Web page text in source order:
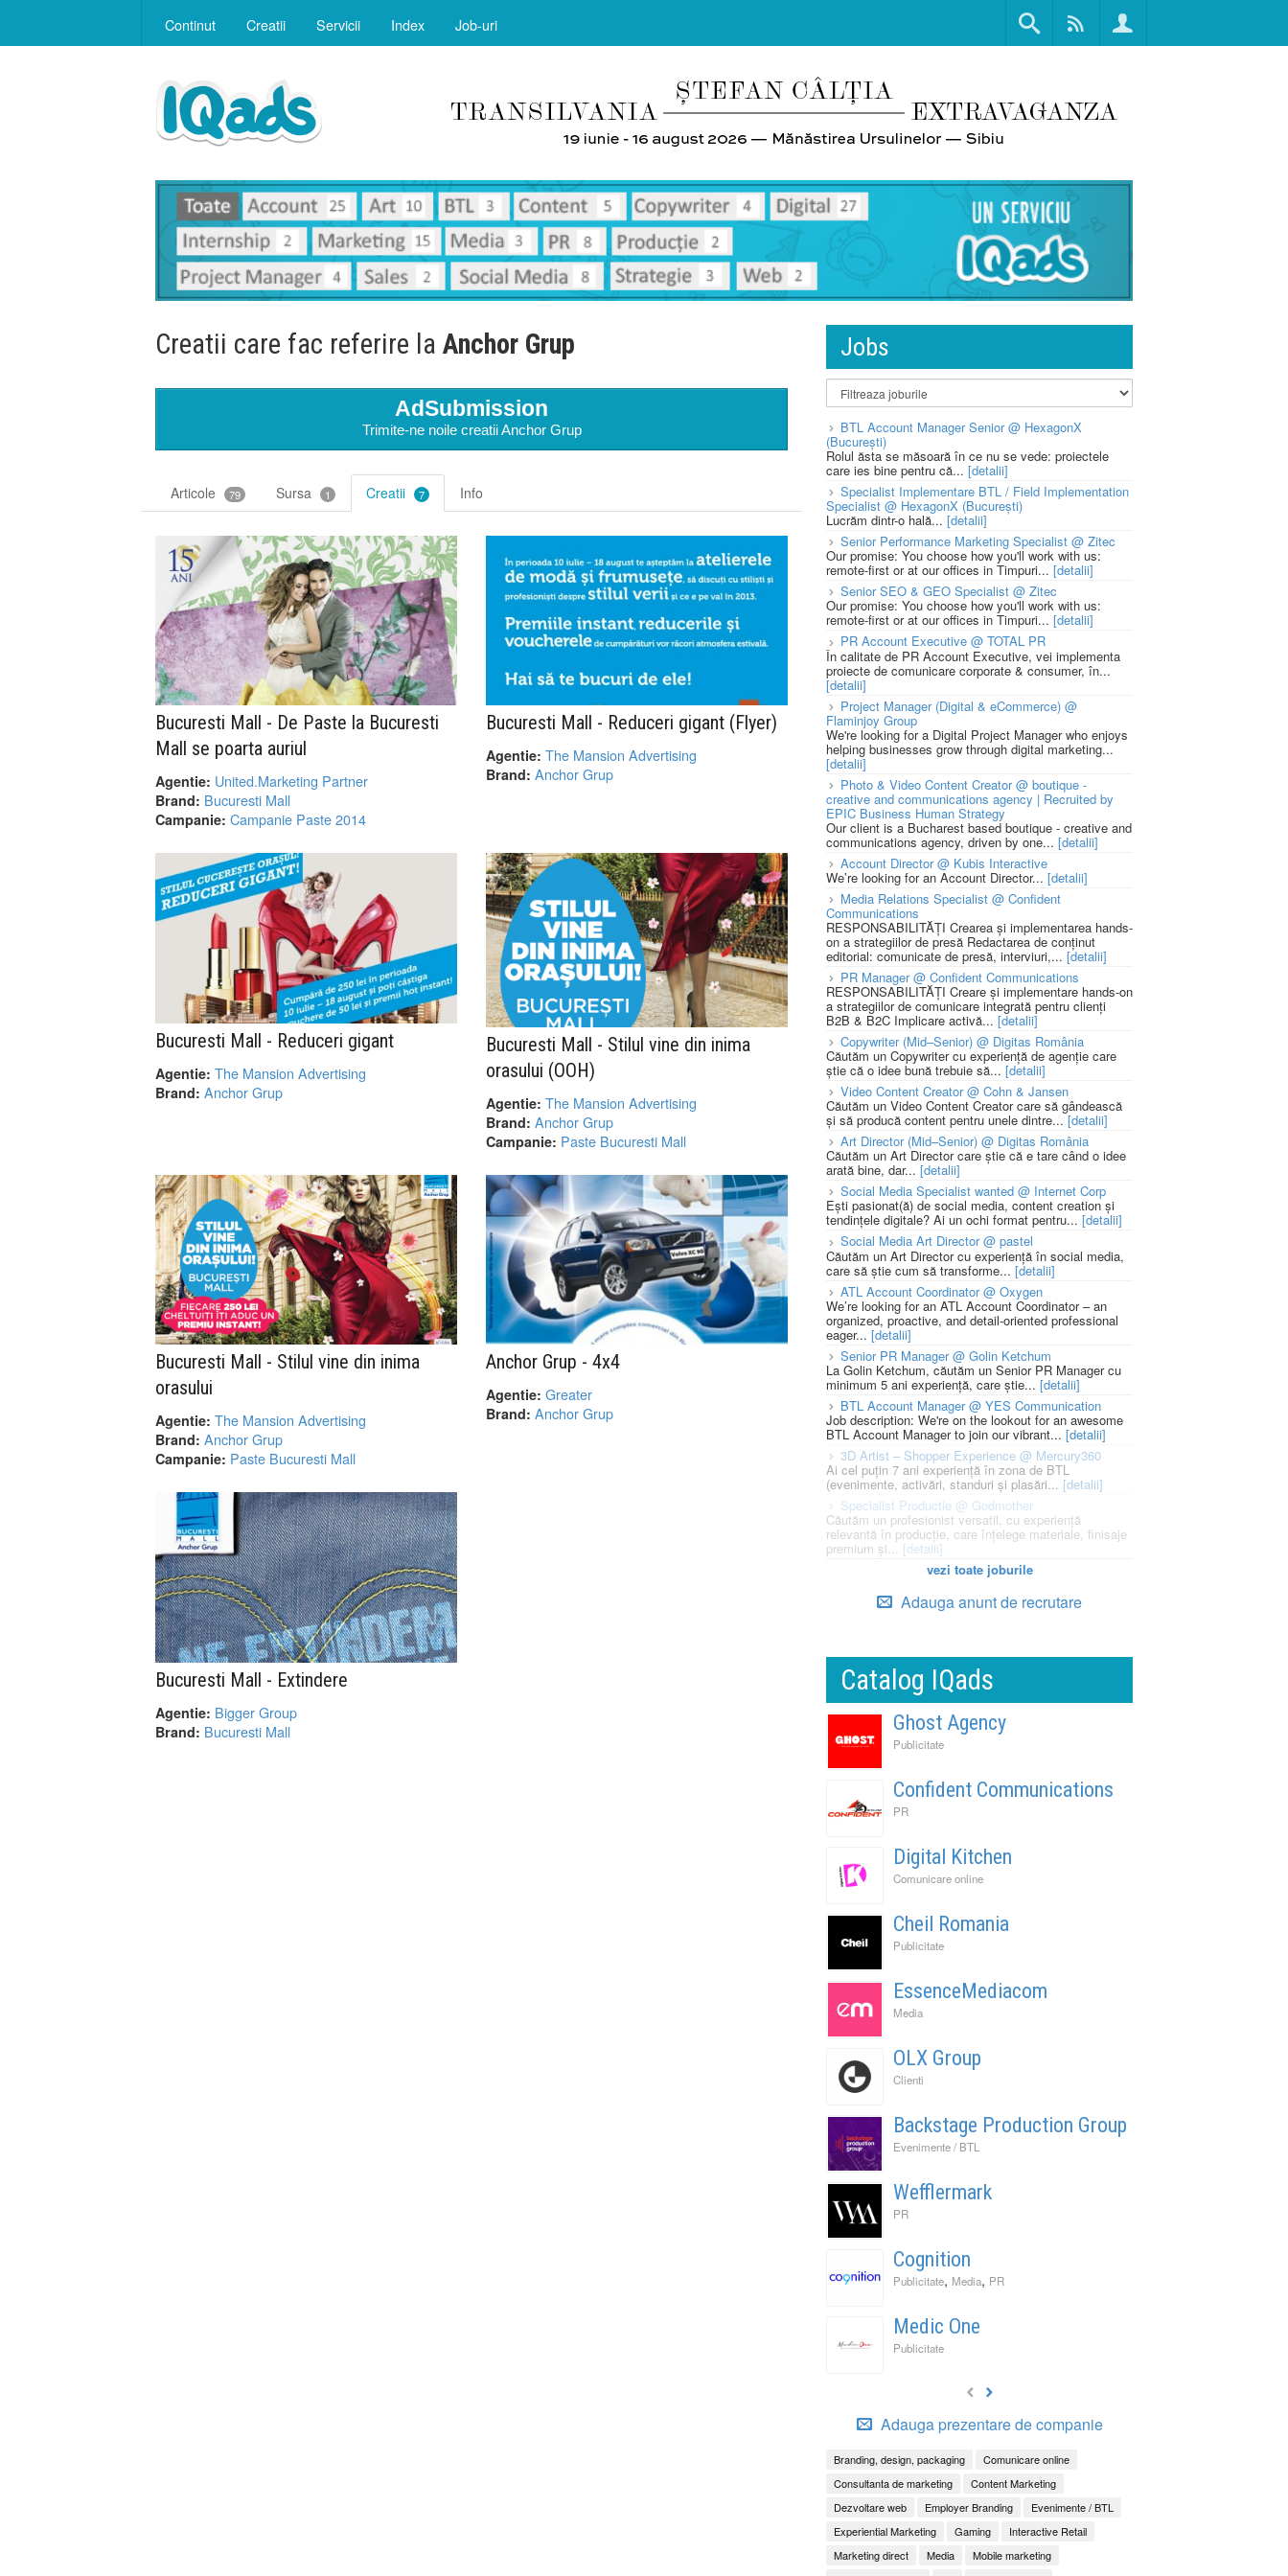
Continut Creatii Servicii Index Job-uri
Creatii care fac referire la Anchor Grup
AdSubmission
Trimite-ne noile creatii Anchor Grup
Articole 79 Sursa 1 Creatii 7 Info
Bucuresti Mall - De Paste la Bucuresti
Mall se poarta auriul
Agentie: United.Marketing Partner
Brand: Bucuresti Mall
Campanie: Campanie Paste 2014
Bucuresti Mall - Reduceri gigant (Flyer)
Agentie: The Mansion Advertising
Brand: Anchor Grup
Bucuresti Mall - Reduceri gigant
Agentie: The Mansion Advertising
Brand: Anchor Grup
Bucuresti Mall - Stilul vine din inima
orasului (OOH)
Agentie: The Mansion Advertising
Brand: Anchor Grup
Campanie: Paste Bucuresti Mall
Bucuresti Mall - Stilul vine din inima
orasului
Agentie: The Mansion Advertising
Brand: Anchor Grup
Campanie: Paste Bucuresti Mall
Anchor Grup - 4x4
Agentie: Greater
Brand: Anchor Grup
Bucuresti Mall - Extindere
Agentie: Bigger Group
Brand: Bucuresti Mall
Jobs
BTL Account Manager Senior @ HexagonX
(București)
Rolul ăsta se măsoară în ce nu se vede: proiectele
care ies bine pentru că... [detalii]
Specialist Implementare BTL / Field Implementation
Specialist @ HexagonX (București)
Lucrăm dintr-o hală... [detalii]
Senior Performance Marketing Specialist @ Zitec
Our promise: You choose how you'll work with us:
remote-first or at our offices in Timpuri... [detalii]
Senior SEO & GEO Specialist @ Zitec
Our promise: You choose how you'll work with us:
remote-first or at our offices in Timpuri... [detalii]
PR Account Executive @ TOTAL PR
În calitate de PR Account Executive, vei implementa
proiecte de comunicare corporate & consumer, în...
[detalii]
Project Manager (Digital & eCommerce) @
Flaminjoy Group
We're looking for a Digital Project Manager who enjoys
helping businesses grow through digital marketing...
[detalii]
Photo & Video Content Creator @ boutique -
creative and communications agency | Recruited by
EPIC Business Human Strategy
Our client is a Bucharest based boutique - creative and
communications agency, driven by one... [detalii]
Account Director @ Kubis Interactive
We’re looking for an Account Director... [detalii]
Media Relations Specialist @ Confident
Communications
RESPONSABILITĂȚI Crearea și implementarea hands-
on a strategiilor de presă Redactarea de conținut
editorial: comunicate de presă, interviuri,... [detalii]
PR Manager @ Confident Communications
RESPONSABILITĂȚI Creare și implementare hands-on
a strategiilor de comunicare integrată pentru clienți
B2B & B2C Implicare activă... [detalii]
Copywriter (Mid–Senior) @ Digitas România
Căutăm un Copywriter cu experiență de agenție care
știe că o idee bună trebuie să... [detalii]
Video Content Creator @ Cohn & Jansen
Căutăm un Video Content Creator care să gândească
și să producă content pentru unele dintre... [detalii]
Art Director (Mid–Senior) @ Digitas România
Căutăm un Art Director care știe că e tare când o idee
arată bine, dar... [detalii]
Social Media Specialist wanted @ Internet Corp
Ești pasionat(ă) de social media, content creation și
tendințele digitale? Ai un ochi format pentru... [detalii]
Social Media Art Director @ pastel
Căutăm un Art Director cu experiență în social media,
care să știe cum să transforme... [detalii]
ATL Account Coordinator @ Oxygen
We’re looking for an ATL Account Coordinator – an
organized, proactive, and detail-oriented professional
eager... [detalii]
Senior PR Manager @ Golin Ketchum
La Golin Ketchum, căutăm un Senior PR Manager cu
minimum 5 ani experiență, care știe... [detalii]
BTL Account Manager @ YES Communication
Job description: We're on the lookout for an awesome
BTL Account Manager to join our vibrant... [detalii]
3D Artist – Shopper Experience @ Mercury360
Ai cel puțin 7 ani experiență în zona de BTL
(evenimente, activări, standuri și plasări... [detalii]
Specialist Productie @ Godmother
Căutăm un profesionist versatil, cu experiență
relevantă în producție, care înțelege materiale, finisaje
premium și... [detalii]
vezi toate joburile
Adauga anunt de recrutare
Catalog IQads
Ghost Agency
Publicitate
Confident Communications
PR
Digital Kitchen
Comunicare online
Cheil Romania
Publicitate
EssenceMediacom
Media
OLX Group
Clienti
Backstage Production Group
Evenimente / BTL
Wefflermark
PR
Cognition
Publicitate, Media, PR
Medic One
Publicitate
Adauga prezentare de companie
Branding, design, packaging
Comunicare online
Consultanta de marketing
Content Marketing
Dezvoltare web
Employer Branding
Evenimente / BTL
Experiential Marketing
Gaming
Interactive Retail
Marketing direct
Media
Mobile marketing